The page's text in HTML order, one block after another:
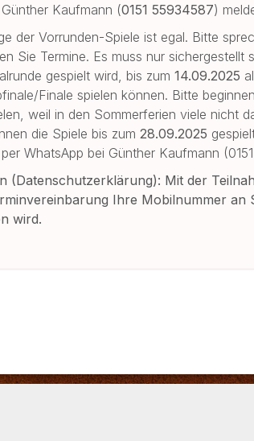
Kaufmann (0151 55934587)
der Vorrunden-Spiele ist egal. Bitte
Sie Termine. Es muss nur
gespielt wird, bis zum14.09.2025
Finale spielen können. Bitte
weil in den Sommerferien viele nicht
die Spiele bis zum28.09.2025
WhatsApp bei Günther Kaufmann
(Datenschutzerklärung): Mit der
Ihre Mobilnummer an
wird.